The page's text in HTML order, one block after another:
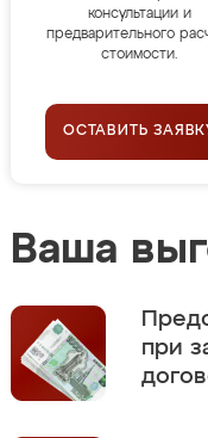
консультации и
предварительного
стоимости.
ОСТАВИТЬ
Ваша
при